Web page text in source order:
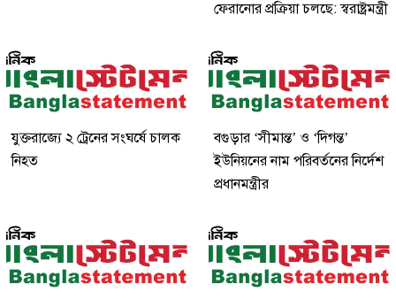
ফেরানোর প্রক্রিয়া চলছে: স্বরাষ্ট্রমন্ত্রী
যুক্তরাজ্যে ২ ট্রেনের সংঘর্ষে চালক
নিহত
বগুড়ার ‘সীমান্ত’ ও ‘দিগন্ত’
ইউনিয়নের নাম পরিবর্তনের নির্দেশ
প্রধানমন্ত্রীর